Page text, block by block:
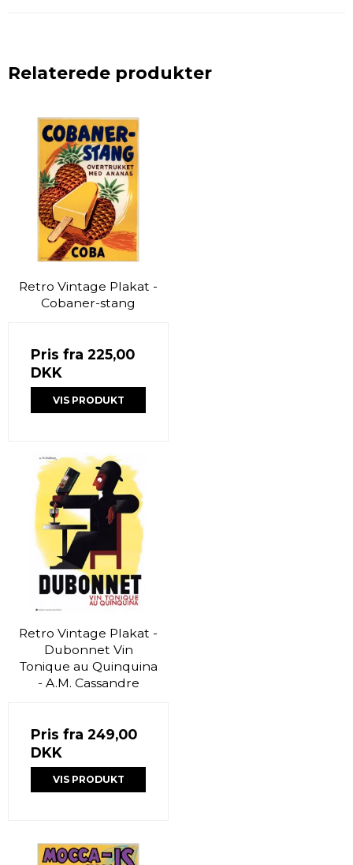
Relaterede produkter
Retro Vintage Plakat -
Cobaner-stang
Pris fra 225,00
DKK
VIS PRODUKT
Retro Vintage Plakat -
Dubonnet Vin
Tonique au Quinquina
- A.M. Cassandre
Pris fra 249,00
DKK
VIS PRODUKT